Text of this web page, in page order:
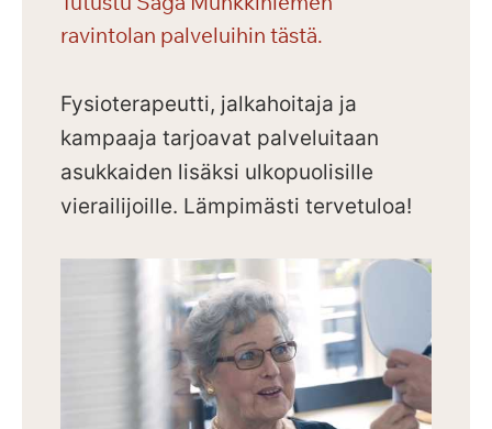
ravintolan palveluihin tästä.
Fysioterapeutti, jalkahoitaja ja
kampaaja tarjoavat palveluitaan
asukkaiden lisäksi ulkopuolisille
vierailijoille. Lämpimästi tervetuloa!